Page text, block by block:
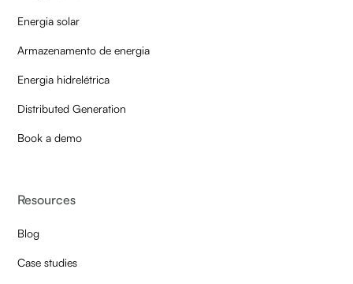
Energia solar
Armazenamento de energia
Energia hidrelétrica
Distributed Generation
Book a demo
Resources
Blog
Case studies